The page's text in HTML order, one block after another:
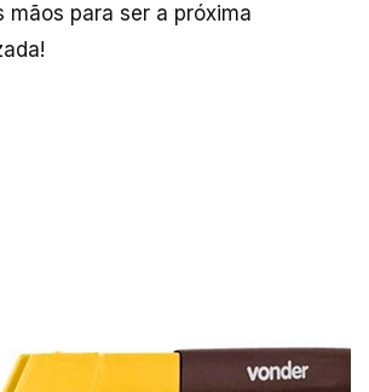
mãos para ser a próxima